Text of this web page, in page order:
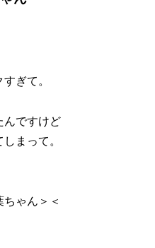
ぎて。
んですけど
まって。
ゃん＞＜